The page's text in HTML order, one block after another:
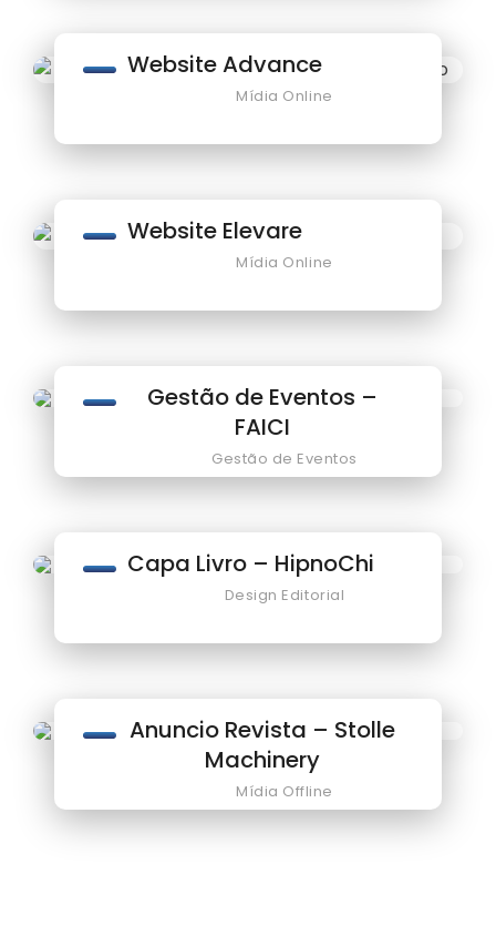
Website Advance
Mídia Online
Website Elevare
Mídia Online
Gestão de Eventos –
FAICI
Gestão de Eventos
Capa Livro – HipnoChi
Design Editorial
Anuncio Revista – Stolle
Machinery
Mídia Offline